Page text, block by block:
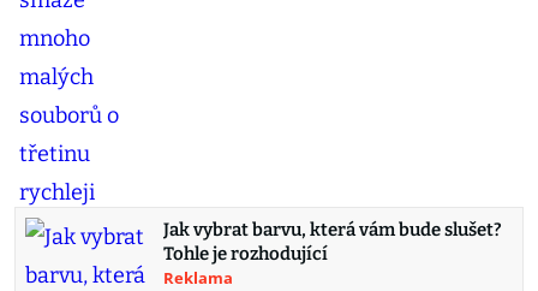
Jak vybrat barvu, která vám bude slušet?
Tohle je rozhodující
Reklama